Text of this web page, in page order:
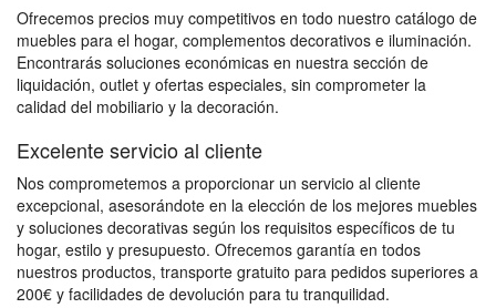
Ofrecemos precios muy competitivos en todo nuestro catálogo de
muebles para el hogar, complementos decorativos e iluminación.
Encontrarás soluciones económicas en nuestra sección de
liquidación, outlet y ofertas especiales, sin comprometer la
calidad del mobiliario y la decoración.
Excelente servicio al cliente
Nos comprometemos a proporcionar un servicio al cliente
excepcional, asesorándote en la elección de los mejores muebles
y soluciones decorativas según los requisitos específicos de tu
hogar, estilo y presupuesto. Ofrecemos garantía en todos
nuestros productos, transporte gratuito para pedidos superiores a
200€ y facilidades de devolución para tu tranquilidad.